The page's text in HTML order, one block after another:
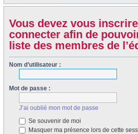
Vous devez vous
connecter afin de
liste des membres de
Nom d’utilisateur :
Mot de passe :
J’ai oublié mon mot de passe
Se souvenir de moi
Masquer ma présence lors de cette